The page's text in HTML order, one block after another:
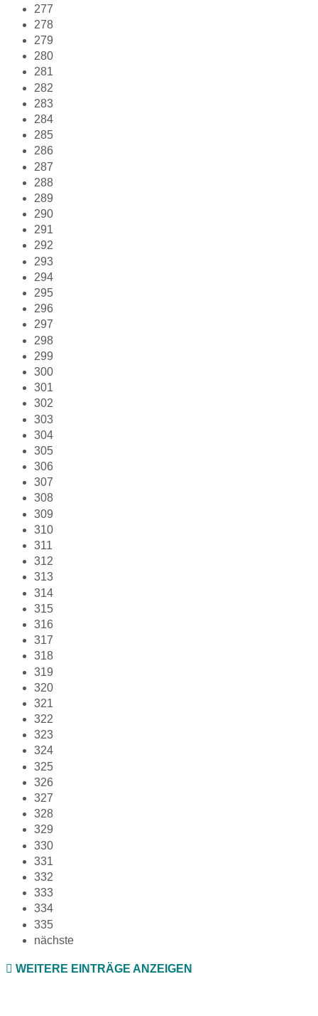
277
278
279
280
281
282
283
284
285
286
287
288
289
290
291
292
293
294
295
296
297
298
299
300
301
302
303
304
305
306
307
308
309
310
311
312
313
314
315
316
317
318
319
320
321
322
323
324
325
326
327
328
329
330
331
332
333
334
335
nächste
WEITERE EINTRÄGE ANZEIGEN